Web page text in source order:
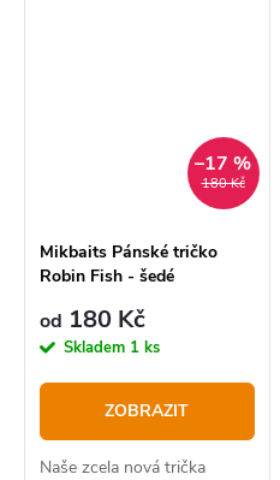
180 Kč
–17 %
Mikbaits Pánské tričko
Robin Fish - šedé
od 180 Kč
Skladem 1 ks
ZOBRAZIT
Naše zcela nová trička